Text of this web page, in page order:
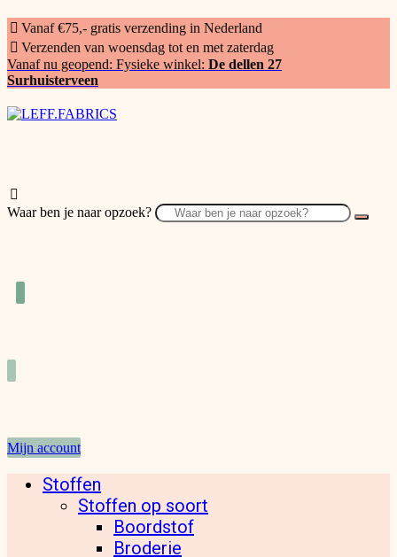
Vanaf €75,- gratis verzending in Nederland
Verzenden van woensdag tot en met zaterdag
Vanaf nu geopend: Fysieke winkel: De dellen 27
Surhuisterveen
Waar ben je naar opzoek?
Mijn account
Stoffen
Stoffen op soort
Boordstof
Broderie